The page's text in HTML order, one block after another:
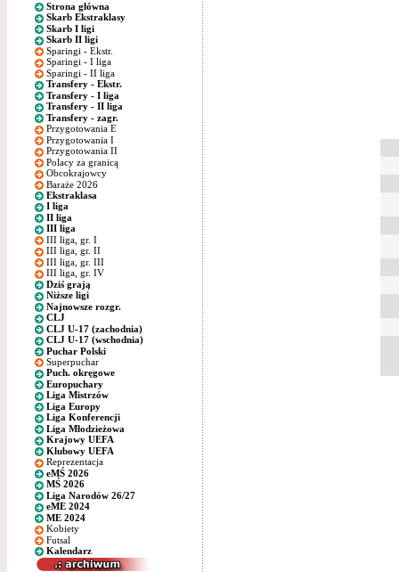
Strona główna
Skarb Ekstraklasy
Skarb I ligi
Skarb II ligi
Sparingi - Ekstr.
Sparingi - I liga
Sparingi - II liga
Transfery - Ekstr.
Transfery - I liga
Transfery - II liga
Transfery - zagr.
Przygotowania E
Przygotowania I
Przygotowania II
Polacy za granicą
Obcokrajowcy
Baraże 2026
Ekstraklasa
I liga
II liga
III liga
III liga, gr. I
III liga, gr. II
III liga, gr. III
III liga, gr. IV
Dziś grają
Niższe ligi
Najnowsze rozgr.
CLJ
CLJ U-17 (zachodnia)
CLJ U-17 (wschodnia)
Puchar Polski
Superpuchar
Puch. okręgowe
Europuchary
Liga Mistrzów
Liga Europy
Liga Konferencji
Liga Młodzieżowa
Krajowy UEFA
Klubowy UEFA
Reprezentacja
eMŚ 2026
MŚ 2026
Liga Narodów 26/27
eME 2024
ME 2024
Kobiety
Futsal
Kalendarz